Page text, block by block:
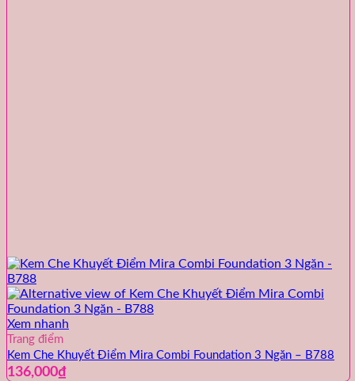
Xem nhanh
Trang điểm
Kem Che Khuyết Điểm Mira Combi Foundation 3 Ngăn – B788
136,000₫